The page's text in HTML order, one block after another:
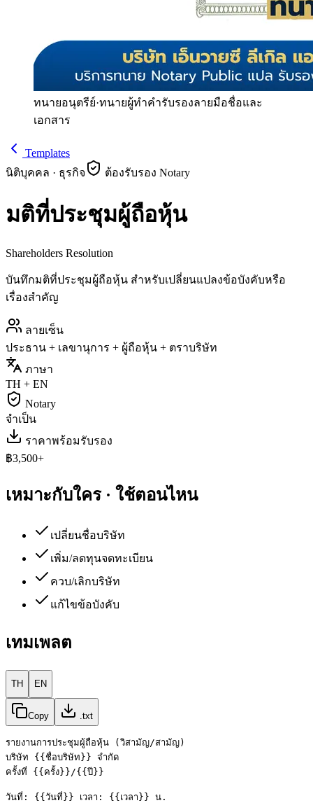
ทนายอนุตรีย์·ทนายผู้ทำคำรับรองลายมือชื่อและ
เอกสาร
Templates
นิติบุคคล · ธุรกิจ
ต้องรับรอง Notary
มติที่ประชุมผู้ถือหุ้น
Shareholders Resolution
บันทึกมติที่ประชุมผู้ถือหุ้น สำหรับเปลี่ยนแปลงข้อบังคับหรือ
เรื่องสำคัญ
ลายเซ็น
ประธาน + เลขานุการ + ผู้ถือหุ้น + ตราบริษัท
ภาษา
TH + EN
Notary
จำเป็น
ราคาพร้อมรับรอง
฿3,500+
เหมาะกับใคร · ใช้ตอนไหน
เปลี่ยนชื่อบริษัท
เพิ่ม/ลดทุนจดทะเบียน
ควบ/เลิกบริษัท
แก้ไขข้อบังคับ
เทมเพลต
TH EN
Copy .txt
รายงานการประชุมผู้ถือหุ้น (วิสามัญ/สามัญ)
บริษัท {{ชื่อบริษัท}} จำกัด
ครั้งที่ {{ครั้ง}}/{{ปี}}
วันที่: {{วันที่}} เวลา: {{เวลา}} น.